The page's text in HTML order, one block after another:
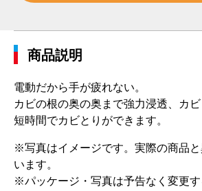
商品説明
電動だから手が疲れない。
カビの根の奥の奥まで強力浸透、カビ
短時間でカビとりができます。
※写真はイメージです。実際の商品
います。
※パッケージ・写真は予告なく変更す